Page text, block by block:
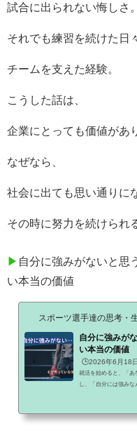
試合に出られない悔しさ。
それでも練習を続けた日
チームを支えた経験。
こうした話は、
企業にとっても価値があ
なぜなら、
社会に出ても思い通りに
その時に努力を続けられ
▶ 自分に強みがないと思
い本当の価値
スポーツ選手達の思考・
自分に強みが
い本当の価値
🕒️2026年6月18日
就活を始めると、「あ
し、「自分には強み